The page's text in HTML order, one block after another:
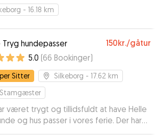
- 16.18 km
Tryg hundepasser 150kr./gåtur
5.0 (66 Bookinger)
Sitter Silkeborg - 17.62 km
Stamgæster
været trygt og tillidsfuldt at have Helle
og hus passer i vores ferie. Der har
fantastisk kommunikation både før og